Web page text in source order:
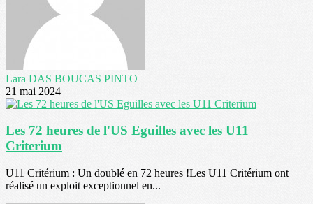
Lara DAS BOUCAS PINTO
21 mai 2024
Les 72 heures de l'US Eguilles avec les U11
Criterium
U11 Critérium : Un doublé en 72 heures !Les U11 Critérium ont
réalisé un exploit exceptionnel en...